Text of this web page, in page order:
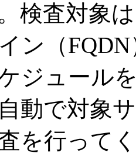
検査対象
ン（
ジュール
動で対象
を行って